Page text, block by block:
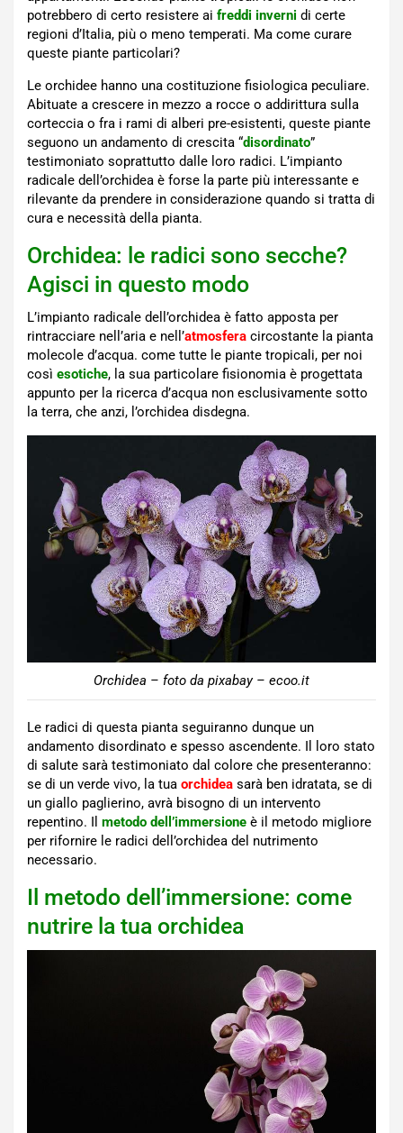
potrebbero di certo resistere ai freddi inverni di certe
regioni d’Italia, più o meno temperati. Ma come curare
queste piante particolari?
Le orchidee hanno una costituzione fisiologica peculiare.
Abituate a crescere in mezzo a rocce o addirittura sulla
corteccia o fra i rami di alberi pre-esistenti, queste piante
seguono un andamento di crescita “disordinato”
testimoniato soprattutto dalle loro radici. L’impianto
radicale dell’orchidea è forse la parte più interessante e
rilevante da prendere in considerazione quando si tratta di
cura e necessità della pianta.
Orchidea: le radici sono secche?
Agisci in questo modo
L’impianto radicale dell’orchidea è fatto apposta per
rintracciare nell’aria e nell’atmosfera circostante la pianta
molecole d’acqua. come tutte le piante tropicali, per noi
così esotiche, la sua particolare fisionomia è progettata
appunto per la ricerca d’acqua non esclusivamente sotto
la terra, che anzi, l’orchidea disdegna.
Orchidea – foto da pixabay – ecoo.it
Le radici di questa pianta seguiranno dunque un
andamento disordinato e spesso ascendente. Il loro stato
di salute sarà testimoniato dal colore che presenteranno:
se di un verde vivo, la tua orchidea sarà ben idratata, se di
un giallo paglierino, avrà bisogno di un intervento
repentino. Il metodo dell’immersione è il metodo migliore
per rifornire le radici dell’orchidea del nutrimento
necessario.
Il metodo dell’immersione: come
nutrire la tua orchidea